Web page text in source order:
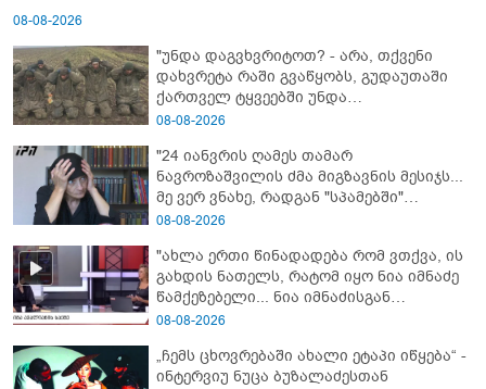
08-08-2026
"უნდა დაგვხვრიტოთ? - არა, თქვენი
დახვრეტა რაში გვაწყობს, გუდაუთაში
ქართველ ტყვეებში უნდა
გადაგცვალოთ..."
08-08-2026
"24 იანვრის ღამეს თამარ
ნავროზაშვილის ძმა მიგზავნის მესიჯს...
მე ვერ ვნახე, რადგან "სპამებში"
ჩავარდა": რა მისწერა ნია იმნაძის ბიძამ
"სქრინს" აქვეყნებს
08-08-2026
"ახლა ერთი წინადადება რომ ვთქვა, ის
გახდის ნათელს, რატომ იყო ნია იმნაძე
წამქეზებელი... ნია იმნაძისგან
გამოსული ინფორმაციაა ეს" - რას
08-08-2026
„ჩემს ცხოვრებაში ახალი ეტაპი იწყება“ -
ინტერვიუ ნუცა ბუზალაძესთან